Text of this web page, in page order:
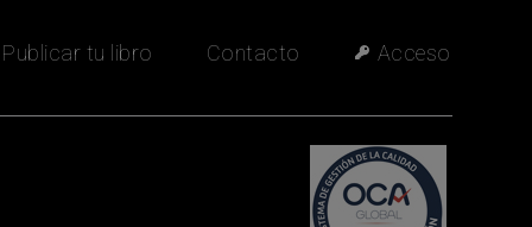
Publicar tu libro Contacto Acceso
Quiero información para publicar